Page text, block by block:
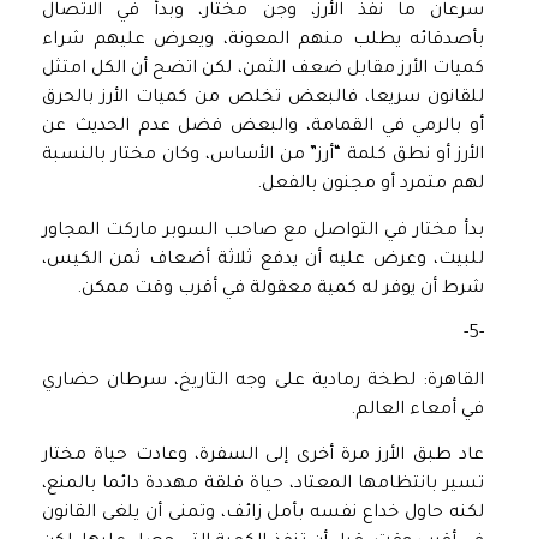
سرعان ما نفذ الأرز، وجن مختار، وبدأ في الاتصال
بأصدقائه يطلب منهم المعونة، ويعرض عليهم شراء
كميات الأرز مقابل ضعف الثمن، لكن اتضح أن الكل امتثل
للقانون سريعا، فالبعض تخلص من كميات الأرز بالحرق
أو بالرمي في القمامة، والبعض فضل عدم الحديث عن
الأرز أو نطق كلمة “أرز” من الأساس، وكان مختار بالنسبة
لهم متمرد أو مجنون بالفعل.
بدأ مختار في التواصل مع صاحب السوبر ماركت المجاور
للبيت، وعرض عليه أن يدفع ثلاثة أضعاف ثمن الكيس،
شرط أن يوفر له كمية معقولة في أقرب وقت ممكن.
-5-
القاهرة: لطخة رمادية على وجه التاريخ، سرطان حضاري
في أمعاء العالم.
عاد طبق الأرز مرة أخرى إلى السفرة، وعادت حياة مختار
تسير بانتظامها المعتاد، حياة قلقة مهددة دائما بالمنع،
لكنه حاول خداع نفسه بأمل زائف، وتمنى أن يلغى القانون